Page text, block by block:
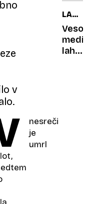
v
nesreči
je
umrl
LAHKO
REŠI
SVET?
lahko